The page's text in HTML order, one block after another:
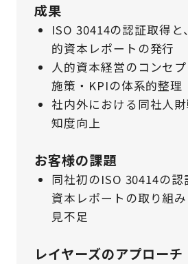
成果
ISO 30414の認証取得と
的資本レポートの発行
人的資本経営のコンセ
施策・KPIの体系的整理​
社内外における同社人
知度向上​
お客様の課題
同社初のISO 30414の認
資本レポートの取り組
見不足​
レイヤーズのアプローチ